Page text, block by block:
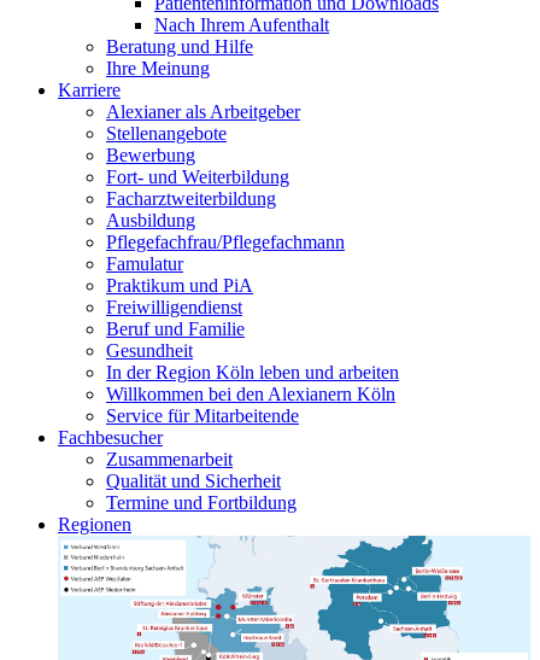
Nach Ihrem Aufenthalt
Beratung und Hilfe
Ihre Meinung
Karriere
Alexianer als Arbeitgeber
Stellenangebote
Bewerbung
Fort- und Weiterbildung
Facharztweiterbildung
Ausbildung
Pflegefachfrau/Pflegefachmann
Famulatur
Praktikum und PiA
Freiwilligendienst
Beruf und Familie
Gesundheit
In der Region Köln leben und arbeiten
Willkommen bei den Alexianern Köln
Service für Mitarbeitende
Fachbesucher
Zusammenarbeit
Qualität und Sicherheit
Termine und Fortbildung
Regionen